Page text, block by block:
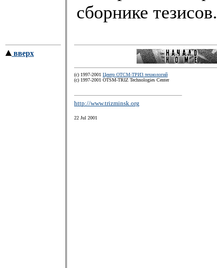
сборнике тезисов.
вверх
(c) 1997-2001 Центр ОТСМ-ТРИЗ технологий
(с) 1997-2001 OTSM-TRIZ Technologies Center
http://www.trizminsk.org
22 Jul 2001